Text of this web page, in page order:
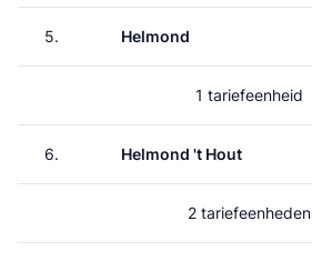
5. Helmond
1 tariefeenheid
6. Helmond 't Hout
2 tariefeenheden